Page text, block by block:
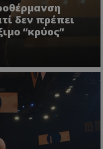
δεν πρέπει
“κρύος”